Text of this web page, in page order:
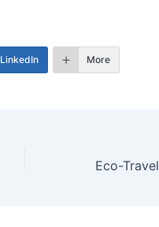
LinkedIn More